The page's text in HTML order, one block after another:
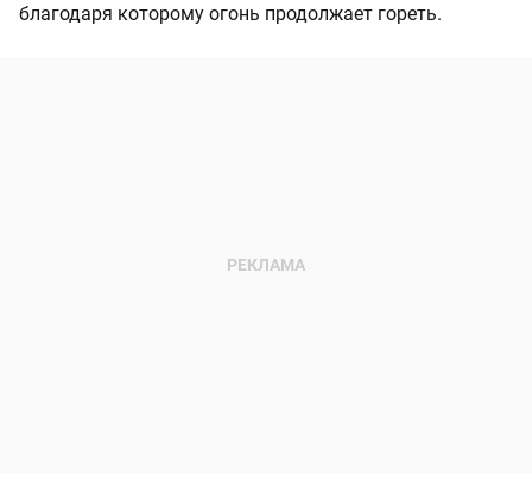
благодаря которому огонь продолжает гореть.